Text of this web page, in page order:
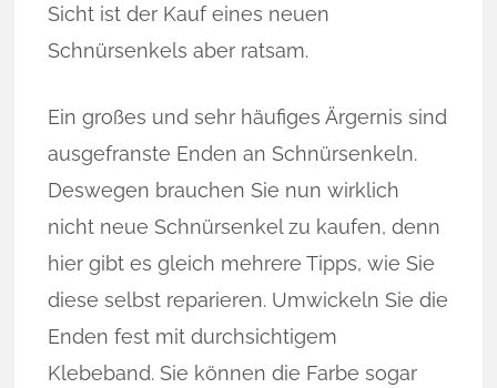
Sicht ist der Kauf eines neuen
Schnürsenkels aber ratsam.
Ein großes und sehr häufiges Ärgernis sind
ausgefranste Enden an Schnürsenkeln.
Deswegen brauchen Sie nun wirklich
nicht neue Schnürsenkel zu kaufen, denn
hier gibt es gleich mehrere Tipps, wie Sie
diese selbst reparieren. Umwickeln Sie die
Enden fest mit durchsichtigem
Klebeband. Sie können die Farbe sogar